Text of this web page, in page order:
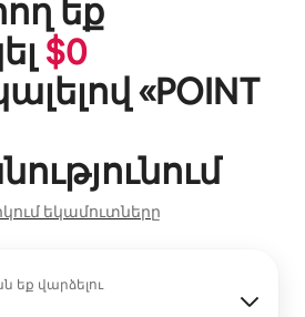
եք
$0
«POINT
եկամուտները
եք վարձելու